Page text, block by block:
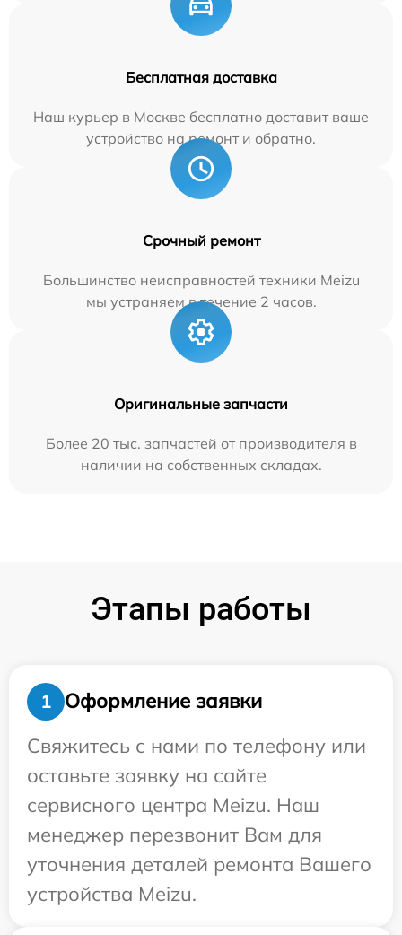
Бесплатная доставка
Наш курьер в Москве бесплатно доставит ваше
устройство на ремонт и обратно.
Срочный ремонт
Большинство неисправностей техники Meizu
мы устраняем в течение 2 часов.
Оригинальные запчасти
Более 20 тыс. запчастей от производителя в
наличии на собственных складах.
Этапы работы
1
Оформление заявки
Свяжитесь с нами по телефону или
оставьте заявку на сайте
сервисного центра Meizu. Наш
менеджер перезвонит Вам для
уточнения деталей ремонта Вашего
устройства Meizu.